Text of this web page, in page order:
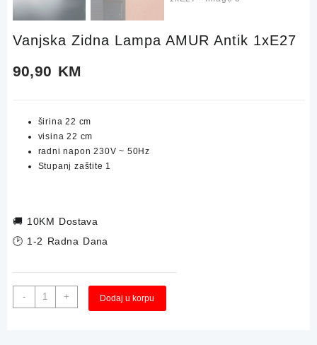
Vanjska Zidna Lampa AMUR Antik 1xE27
90,90 KM
širina 22 cm
visina 22 cm
radni napon 230V ~ 50Hz
Stupanj zaštite 1
🚚 10KM Dostava
🕑 1-2 Radna Dana
-
Vanjska
Zidna
+ Dodaj u korpu